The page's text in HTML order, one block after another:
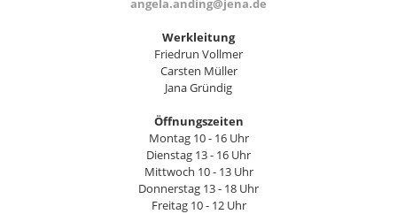
angela.anding@jena.de
Werkleitung
Friedrun Vollmer
Carsten Müller
Jana Gründig
Öffnungszeiten
Montag 10 - 16 Uhr
Dienstag 13 - 16 Uhr
Mittwoch 10 - 13 Uhr
Donnerstag 13 - 18 Uhr
Freitag 10 - 12 Uhr